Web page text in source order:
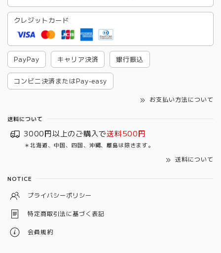
クレジットカード
PayPay キャリア決済 銀行振込
コンビニ決済またはPay-easy
お支払い方法について
送料について
3000円以上のご購入で送料500円
＊北海道、中国、四国、沖縄、離島は除きます。
送料について
NOTICE
プライバシーポリシー
特定商取引法に基づく表記
会員規約